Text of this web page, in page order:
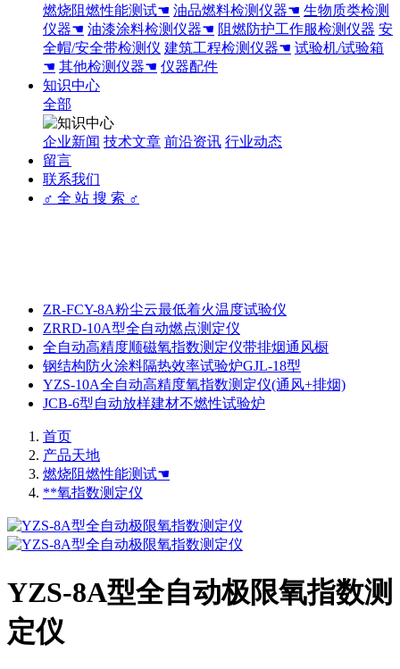
燃烧阻燃性能测试☚ 油品燃料检测仪器☚ 生物质类检测
仪器☚ 油漆涂料检测仪器☚ 阻燃防护工作服检测仪器 安
全帽/安全带检测仪 建筑工程检测仪器☚ 试验机/试验箱
☚ 其他检测仪器☚ 仪器配件
知识中心
全部
企业新闻 技术文章 前沿资讯 行业动态
留言
联系我们
♂ 全 站 搜 索 ♂
ZR-FCY-8A粉尘云最低着火温度试验仪
ZRRD-10A型全自动燃点测定仪
全自动高精度顺磁氧指数测定仪带排烟通风橱
钢结构防火涂料隔热效率试验炉GJL-18型
YZS-10A全自动高精度氧指数测定仪(通风+排烟)
JCB-6型自动放样建材不燃性试验炉
首页
产品天地
燃烧阻燃性能测试☚
**氧指数测定仪
YZS-8A型全自动极限氧指数测
定仪